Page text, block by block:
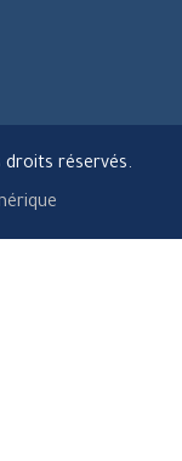
droits réservés.